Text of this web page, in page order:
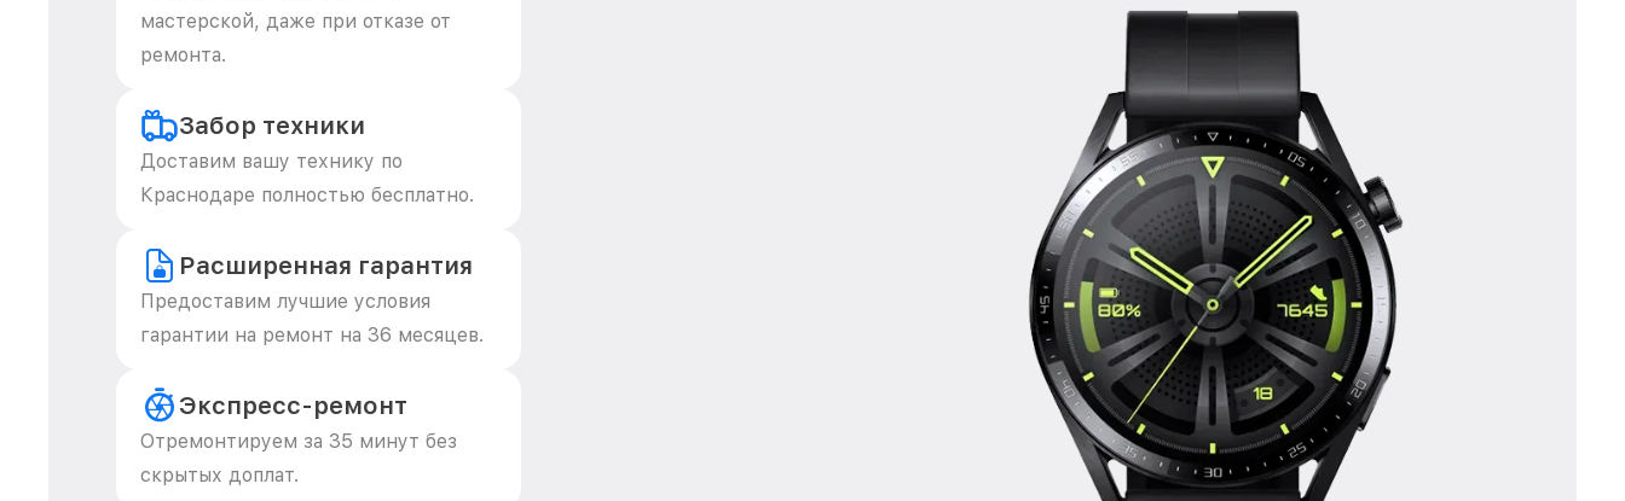
мастерской, даже при отказе от
ремонта.
Забор техники
Доставим вашу технику по
Краснодаре полностью бесплатно.
Расширенная гарантия
Предоставим лучшие условия
гарантии на ремонт на 36 месяцев.
Экспресс-ремонт
Отремонтируем за 35 минут без
скрытых доплат.